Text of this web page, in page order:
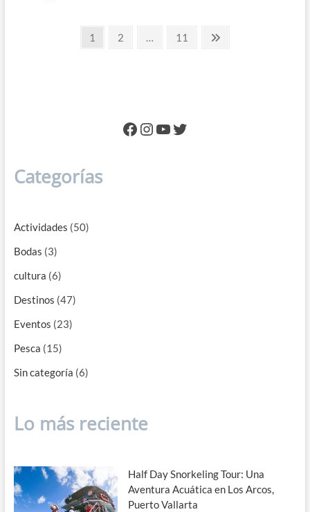
PaginaciónPage
1 Page
2 … Page
11
Next
Facebook
Instagram
YouTube
Twitter
Categorías
Actividades (50)
Bodas (3)
cultura (6)
Destinos (47)
Eventos (23)
Pesca (15)
Sin categoría (6)
Lo más reciente
Half Day Snorkeling Tour: Una
Aventura Acuática en Los Arcos,
Puerto Vallarta